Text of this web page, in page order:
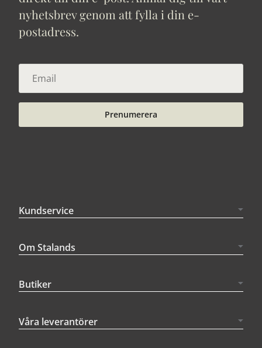
nyhetsbrev genom att fylla i din e-
postadress.
Prenumerera
Kundservice
Om Stalands
Butiker
Våra leverantörer